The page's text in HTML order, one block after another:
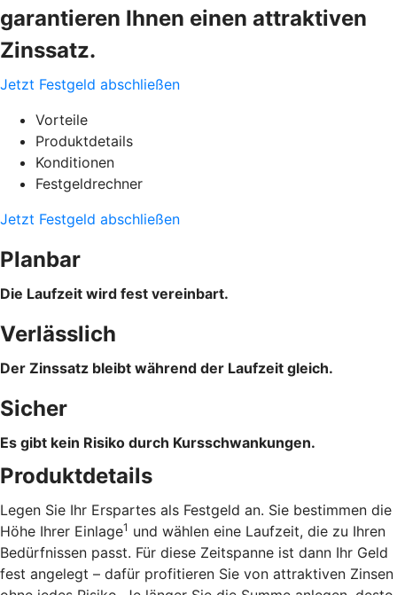
garantieren Ihnen einen attraktiven
Zinssatz.
Jetzt Festgeld abschließen
Vorteile
Produktdetails
Konditionen
Festgeldrechner
Jetzt Festgeld abschließen
Planbar
Die Laufzeit wird fest vereinbart.
Verlässlich
Der Zinssatz bleibt während der Laufzeit gleich.
Sicher
Es gibt kein Risiko durch Kursschwankungen.
Produktdetails
Legen Sie Ihr Erspartes als Festgeld an. Sie bestimmen die
Höhe Ihrer Einlage1 und wählen eine Laufzeit, die zu Ihren
Bedürfnissen passt. Für diese Zeitspanne ist dann Ihr Geld
fest angelegt – dafür profitieren Sie von attraktiven Zinsen